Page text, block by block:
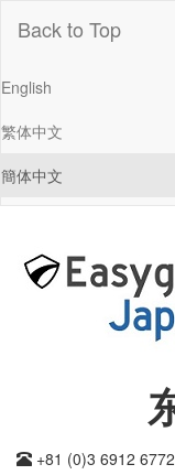
Back to Top
English
繁体中文
簡体中文
+81 (0)3 6912 6772